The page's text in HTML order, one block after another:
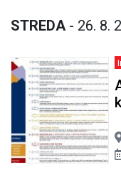
STREDA - 26. 8.